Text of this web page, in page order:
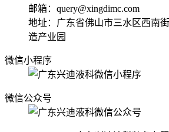
邮箱：query@xingdimc.com
地址：广东省佛山市三水区西南
造产业园
微信小程序
微信公众号